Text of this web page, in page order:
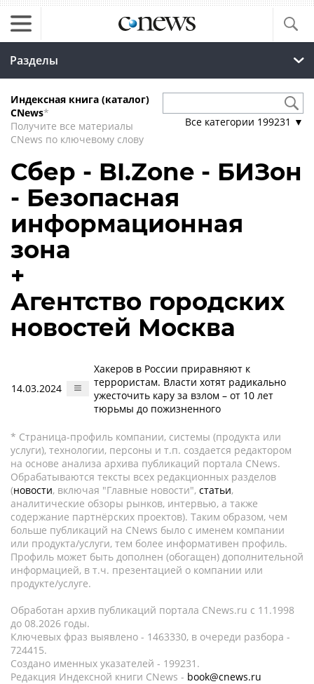
Разделы
Индексная книга (каталог)
CNews*
Получите все материалы
CNews по ключевому слову
Все категории 199231 ▼
Сбер - BI.Zone - БИЗон
- Безопасная
информационная
зона
+
Агентство городских
новостей Москва
14.03.2024
Хакеров в России приравняют к
террористам. Власти хотят радикально
ужесточить кару за взлом – от 10 лет
тюрьмы до пожизненного
* Страница-профиль компании, системы (продукта или
услуги), технологии, персоны и т.п. создается редактором
на основе анализа архива публикаций портала CNews.
Обрабатываются тексты всех редакционных разделов
(новости, включая "Главные новости", статьи,
аналитические обзоры рынков, интервью, а также
содержание партнёрских проектов). Таким образом, чем
больше публикаций на CNews было с именем компании
или продукта/услуги, тем более информативен профиль.
Профиль может быть дополнен (обогащен) дополнительной
информацией, в т.ч. презентацией о компании или
продукте/услуге.
Обработан архив публикаций портала CNews.ru c 11.1998
до 08.2026 годы.
Ключевых фраз выявлено - 1463330, в очереди разбора -
724415.
Создано именных указателей - 199231.
Редакция Индексной книги CNews - book@cnews.ru